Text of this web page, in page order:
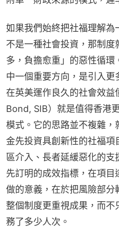
如果我們始終把社福理解為
不是一種社會投資，那制度
多，負擔愈重」的惡性循
中一個重要方向，是引入更
在英美運作良久的社會效
Bond, SIB）就是值得香港
模式。它的思路並不複雜
金先投資具創新性的社福項
區介入、長者延緩惡化的
先訂明的成效指標，在項
做的意義，在於把風險部
整個制度更重視成果，而
務了多少人次。